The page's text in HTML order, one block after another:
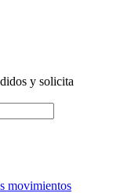
y solicita
movimientos